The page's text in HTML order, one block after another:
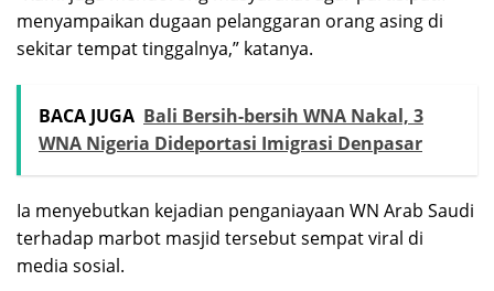
menyampaikan dugaan pelanggaran orang asing di
sekitar tempat tinggalnya,” katanya.
BACA JUGA Bali Bersih-bersih WNA Nakal, 3
WNA Nigeria Dideportasi Imigrasi Denpasar
Ia menyebutkan kejadian penganiayaan WN Arab Saudi
terhadap marbot masjid tersebut sempat viral di
media sosial.